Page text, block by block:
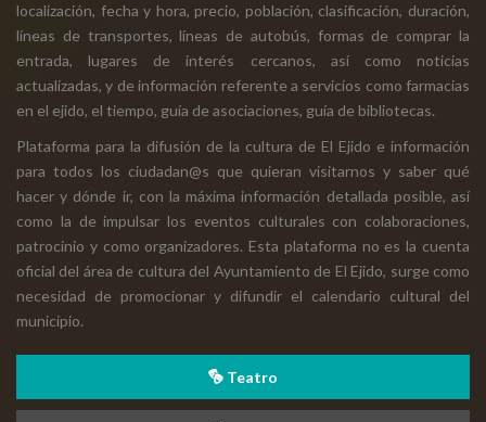
localización, fecha y hora, precio, población, clasificación, duración,
líneas de transportes, líneas de autobús, formas de comprar la
entrada, lugares de interés cercanos, así como noticias
actualizadas, y de información referente a servicios como farmacias
en el ejido, el tiempo, guía de asociaciones, guía de bibliotecas.
Plataforma para la difusión de la cultura de El Ejido e información
para todos los ciudadan@s que quieran visitarnos y saber qué
hacer y dónde ir, con la máxima información detallada posible, así
como la de impulsar los eventos culturales con colaboraciones,
patrocinio y como organizadores. Esta plataforma no es la cuenta
oficial del área de cultura del Ayuntamiento de El Ejido, surge como
necesidad de promocionar y difundir el calendario cultural del
municipio.
Teatro